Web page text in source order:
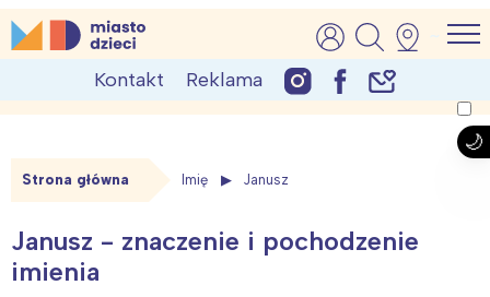
Skip
to
MiastoDzieci.pl
atrakcje dla dzieci, wydarzenia, imprezy rodzinne
Kontakt Reklama
Strona główna Imię Janusz
Janusz - znaczenie i pochodzenie
imienia